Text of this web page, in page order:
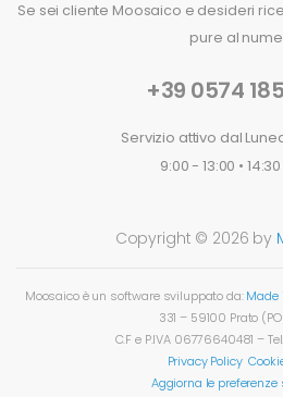
Se sei cliente Moosaico e desideri
pure al
+39 0574
Servizio attivo dal
9:00 - 13:00 •
Copyright © 2026 by
Moosaico è un software sviluppato da:Made
331 – 59100 Prato
C.F e P.IVA 06776640481 – Tel.
Privacy Policy
Aggiorna le preferenze